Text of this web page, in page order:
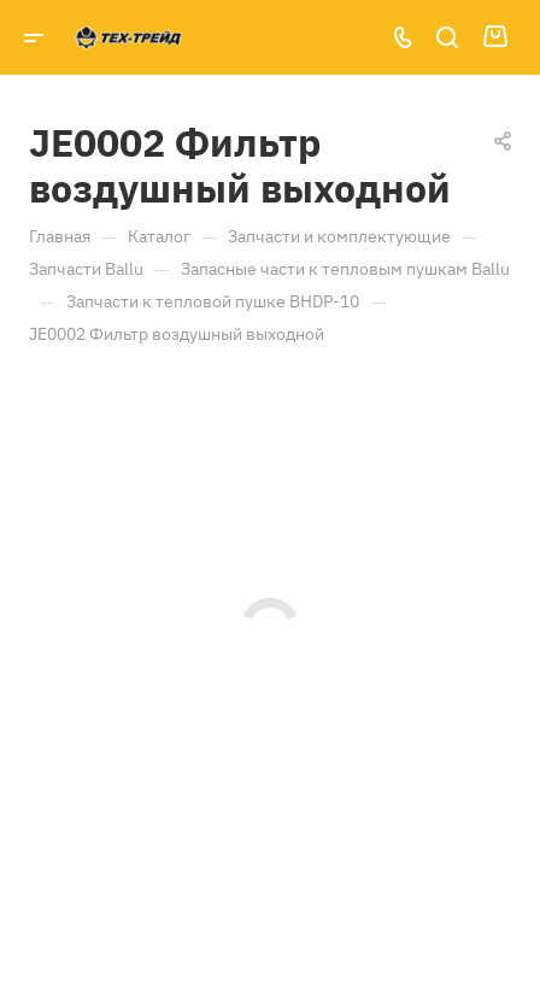
JE0002 Фильтр
воздушный выходной
Главная — Каталог — Запчасти и комплектующие —
Запчасти Ballu — Запасные части к тепловым пушкам Ballu
— Запчасти к тепловой пушке BHDP-10 —
JE0002 Фильтр воздушный выходной